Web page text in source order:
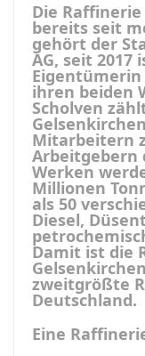
Die
bereits seit
gehört der
AG, seit 2017
ihren beiden
Scholven
Mitarbeitern
Arbeitgebern
Werken
Millionen
als 50
Diesel,
Damit ist die
zweitgrößte
Deutschland.
Eine